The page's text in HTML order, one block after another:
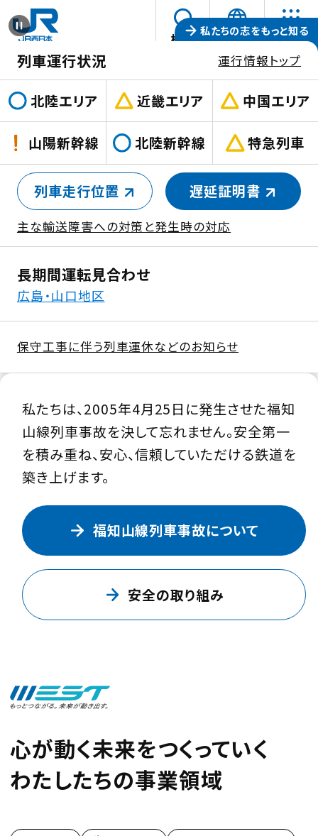
本文へスキップ
検索 JP言
語
を
択
す
る
メニュー
列車運行状況 運行情報トップ
主な輸送障害への対策と発生時の対応
列車走行位置
新
し
い
ウ
ィ
ン
ド
開
き
ま
す
遅延証明書
新
い
ン
ド
開
き
ま
北陸エリア 近畿エリア 中国エリア
山陽新幹線 北陸新幹線 特急列車
長期間運転見合わせ
広島・山口地区
保守工事に伴う列車運休などのお知らせ
っ
と
る。
来
す。
ス
ラ
イ
ド
を
停
止
す
る
私たちの志をもっと知る
私たちは、2005年4月25日に発生させた福知
山線列車事故を決して忘れません。安全第一
を積み重ね、安心、信頼していただける鉄道を
築き上げます。
福知山線列車事故について
安全の取り組み
心が動く未来をつくっていく
わたしたちの事業領域